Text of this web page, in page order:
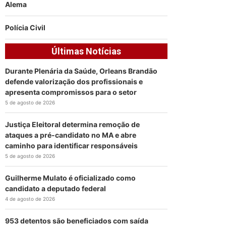
Alema
Polícia Civil
Últimas Notícias
Durante Plenária da Saúde, Orleans Brandão
defende valorização dos profissionais e
apresenta compromissos para o setor
5 de agosto de 2026
Justiça Eleitoral determina remoção de
ataques a pré-candidato no MA e abre
caminho para identificar responsáveis
5 de agosto de 2026
Guilherme Mulato é oficializado como
candidato a deputado federal
4 de agosto de 2026
953 detentos são beneficiados com saída